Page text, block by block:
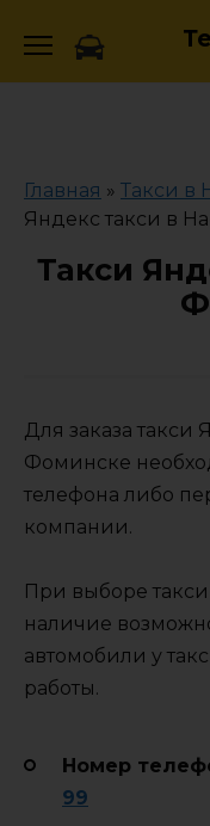
Главная » Такси в
Яндекс такси в
Такси
Для заказа такси
Фоминске
телефона либо
компании.
При выборе
наличие
автомобили у
работы.
Номер
99